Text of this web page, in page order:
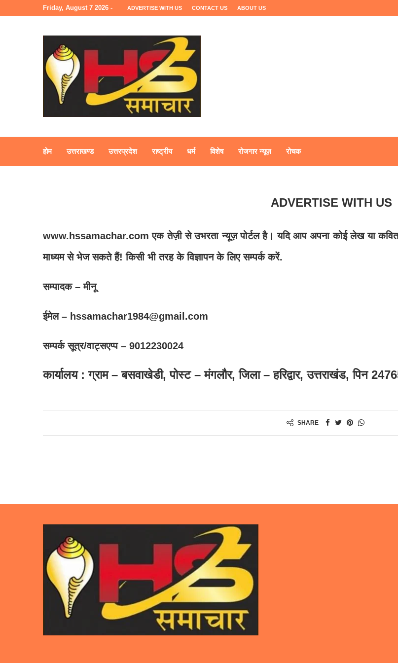
Friday, August 7 2026 - ADVERTISE WITH US CONTACT US ABOUT US
होम उत्तराखण्ड उत्तरप्रदेश राष्ट्रीय धर्म विशेष रोजगार न्यूज़ रोचक
ADVERTISE WITH US
www.hssamachar.com एक तेज़ी से उभरता न्यूज़ पोर्टल है। यदि आप अपना कोई लेख या
माध्यम से भेज सकते हैं! किसी भी तरह के विज्ञापन के लिए सम्पर्क करें.
सम्पादक – मीनू
ईमेल – hssamachar1984@gmail.com
सम्पर्क सूत्र/वाट्सएप्प – 9012230024
कार्यालय : ग्राम – बसवाखेडी, पोस्ट – मंगलौर, जिला – हरिद्वार, उत्तराखंड, पिन
SHARE